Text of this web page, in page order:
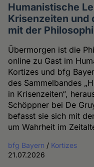
Humanistische
Krisenzeiten und
mit der
Übermorgen ist die
online zu Gast im
Kortizes und bfg
des Sammelbandes
in Krisenzeiten“,
Schöppner bei De
befasst sie sich mit
um Wahrheit im
bfg Bayern / Kortizes
21.07.2026